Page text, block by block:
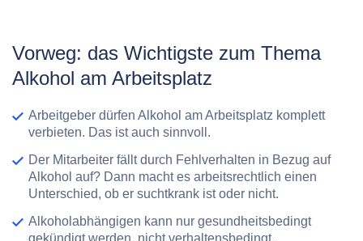
Vorweg: das Wichtigste zum Thema
Alkohol am Arbeitsplatz
Arbeitgeber dürfen Alkohol am Arbeitsplatz komplett
verbieten. Das ist auch sinnvoll.
Der Mitarbeiter fällt durch Fehlverhalten in Bezug auf
Alkohol auf? Dann macht es arbeitsrechtlich einen
Unterschied, ob er suchtkrank ist oder nicht.
Alkoholabhängigen kann nur gesundheitsbedingt